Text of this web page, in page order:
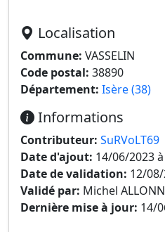
Localisation
Commune: VASSELIN
Code postal: 38890
Département: Isère (38)
Informations
Contributeur: SuRVoLT69
Date d'ajout: 14/06/2023
Date de validation: 12/
Validé par: Michel
Dernière mise à jour: 14/